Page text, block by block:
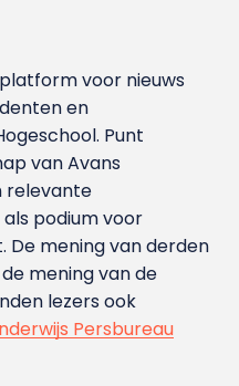
voor nieuws
en
Punt
van Avans
relevante
podium voor
De mening van derden
mening van de
lezers ook
Persbureau